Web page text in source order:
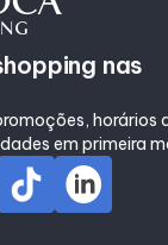
nas
horários
em primeira